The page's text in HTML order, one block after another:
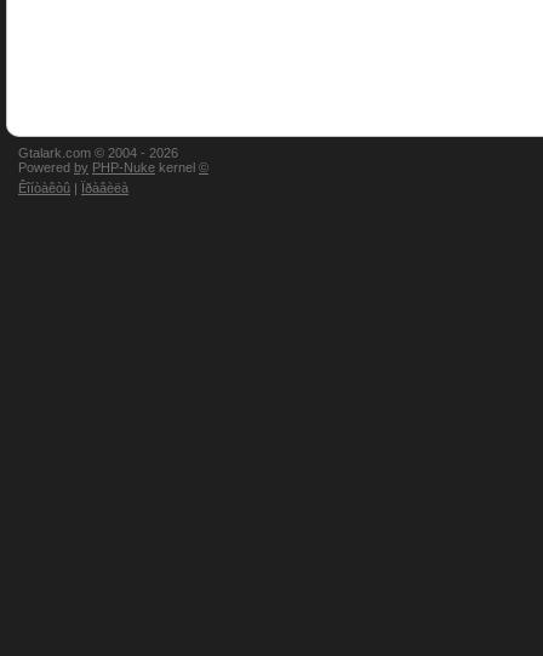
Gtalark.com © 2004 - 2026
Powered by PHP-Nuke kernel ©
Êîíòàêòû | Ïðàâèëà